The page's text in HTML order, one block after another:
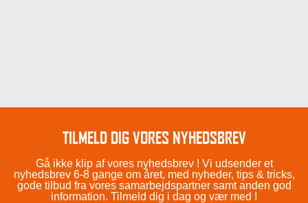
TILMELD DIG VORES NYHEDSBREV
Gå ikke klip af vores nyhedsbrev ! Vi udsender et
nyhedsbrev 6-8 gange om året, med nyheder, tips & tricks,
gode tilbud fra vores samarbejdspartner samt anden god
information. Tilmeld dig i dag og vær med !